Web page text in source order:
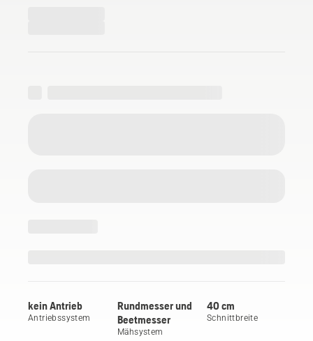
kein Antrieb
Antriebssystem
Rundmesser und
Beetmesser
Mähsystem
40 cm
Schnittbreite